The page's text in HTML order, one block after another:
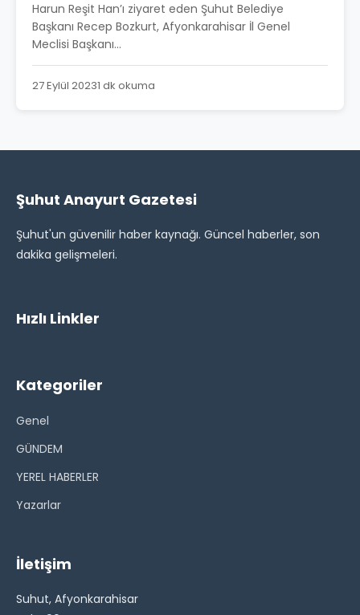
Harun Reşit Han’ı ziyaret eden Şuhut Belediye
Başkanı Recep Bozkurt, Afyonkarahisar İl Genel
Meclisi Başkanı...
27 Eylül 20231 dk okuma
Şuhut Anayurt Gazetesi
Şuhut'un güvenilir haber kaynağı. Güncel haberler, son
dakika gelişmeleri.
Hızlı Linkler
Kategoriler
Genel
GÜNDEM
YEREL HABERLER
Yazarlar
İletişim
Suhut, Afyonkarahisar